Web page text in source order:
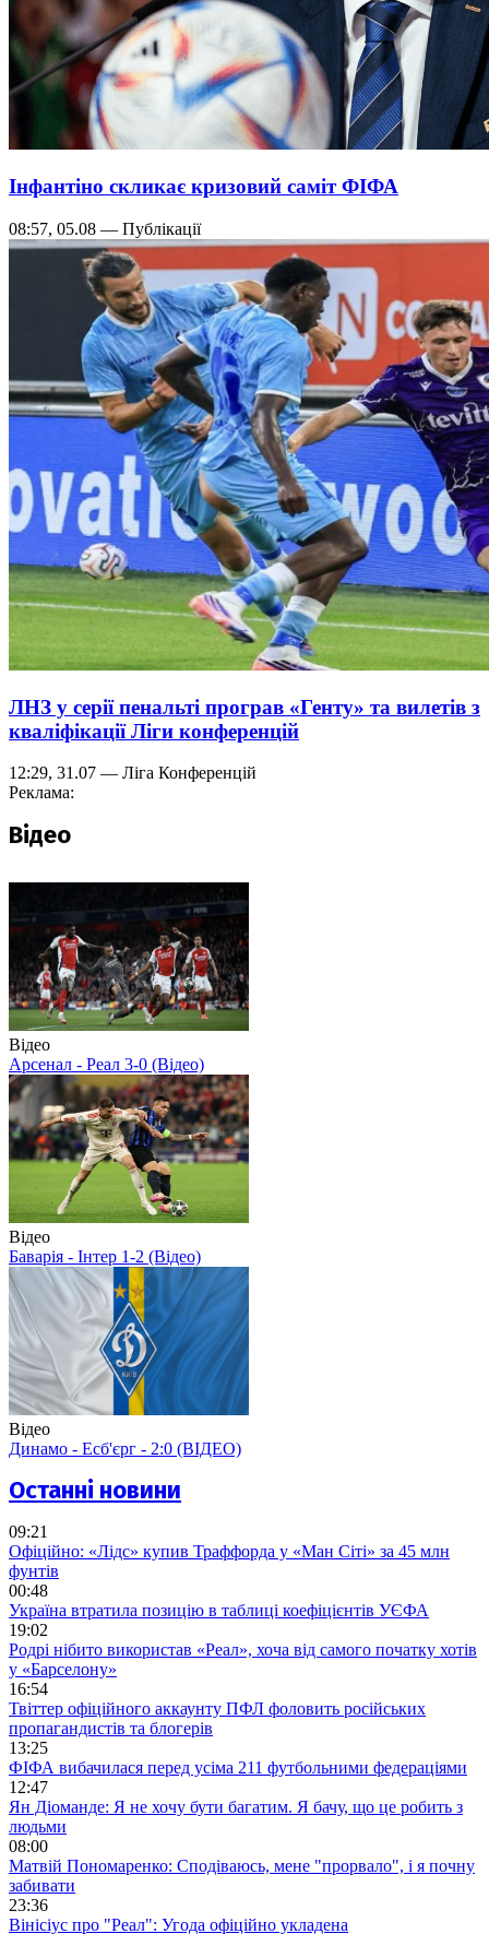
Інфантіно скликає кризовий саміт ФІФА
08:57, 05.08 — Публікації
ЛНЗ у серії пенальті програв «Генту» та вилетів з
кваліфікації Ліги конференцій
12:29, 31.07 — Ліга Конференцій
Реклама:
Відео
Відео
Арсенал - Реал 3-0 (Відео)
Відео
Баварія - Інтер 1-2 (Відео)
Відео
Динамо - Есб'єрг - 2:0 (ВІДЕО)
Останні новини
09:21
Офіційно: «Лідс» купив Траффорда у «Ман Сіті» за 45 млн
фунтів
00:48
Україна втратила позицію в таблиці коефіцієнтів УЄФА
19:02
Родрі нібито використав «Реал», хоча від самого початку хотів
у «Барселону»
16:54
Твіттер офіційного аккаунту ПФЛ фоловить російських
пропагандистів та блогерів
13:25
ФІФА вибачилася перед усіма 211 футбольними федераціями
12:47
Ян Діоманде: Я не хочу бути багатим. Я бачу, що це робить з
людьми
08:00
Матвій Пономаренко: Сподіваюсь, мене "прорвало", і я почну
забивати
23:36
Вінісіус про "Реал": Угода офіційно укладена